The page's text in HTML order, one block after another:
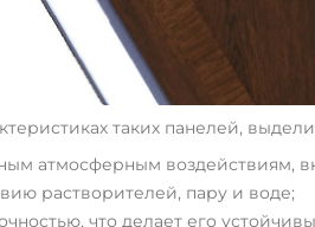
таких панелей,
атмосферным воздействиям,
растворителей, пару и воде;
что делает его